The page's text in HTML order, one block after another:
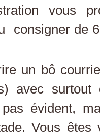
vous
consigner de
un bô
avec surtout
pas évident,
Vous êtes